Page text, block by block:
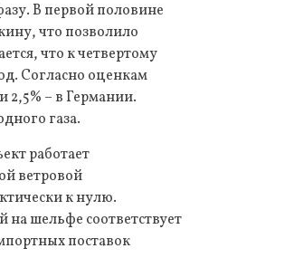
В первой половине
что позволило
что к четвертому
Согласно оценкам
2,5% – в Германии.
газа.
работает
ветровой
к нулю.
шельфе соответствует
поставок